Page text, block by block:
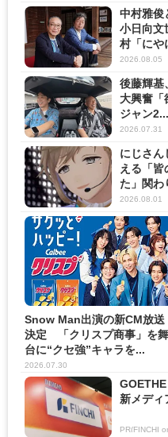
中村雅俊
小日向
村「にや
2026.08.05
後藤輝基
大興奮
ジャン2...
2026.07.31
にじさん
える「皆
た」関わ
2026.08.01
Snow Man出演の新CM放送
決定 「クリスプ商事」を舞
台に“クセ強”キャラを...
2026.07.30
GOETHE
新メディ
PR(FINCHI